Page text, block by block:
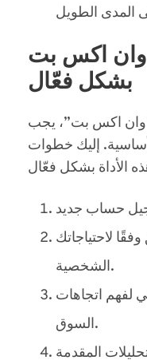
اكس بت
بشكل فعّال
اكس بت”، يجب
إليك خطوات
لاحتياجاتك
الشخصية.
لفهم اتجاهات
السوق.